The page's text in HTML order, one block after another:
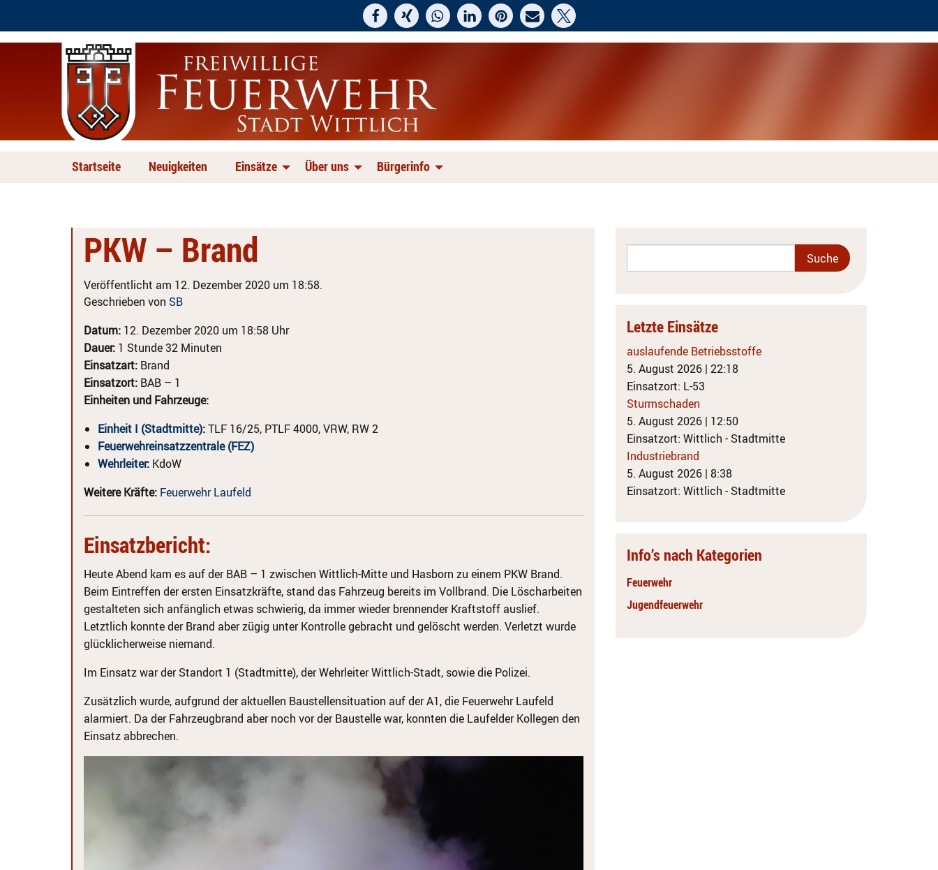
Startseite Neuigkeiten Einsätze Über uns Bürgerinfo
PKW – Brand
Veröffentlicht am 12. Dezember 2020 um 18:58.
Geschrieben von SB
Datum: 12. Dezember 2020 um 18:58 Uhr
Dauer: 1 Stunde 32 Minuten
Einsatzart: Brand
Einsatzort: BAB – 1
Einheiten und Fahrzeuge:
Einheit I (Stadtmitte):TLF 16/25, PTLF 4000, VRW, RW 2
Feuerwehreinsatzzentrale (FEZ)
Wehrleiter: KdoW
Weitere Kräfte: Feuerwehr Laufeld
Einsatzbericht:
Heute Abend kam es auf der BAB – 1 zwischen Wittlich-Mitte und Hasborn zu einem PKW Brand.
Beim Eintreffen der ersten Einsatzkräfte, stand das Fahrzeug bereits im Vollbrand. Die Löscharbeiten
gestalteten sich anfänglich etwas schwierig, da immer wieder brennender Kraftstoff auslief.
Letztlich konnte der Brand aber zügig unter Kontrolle gebracht und gelöscht werden. Verletzt wurde
glücklicherweise niemand.
Im Einsatz war der Standort 1 (Stadtmitte), der Wehrleiter Wittlich-Stadt, sowie die Polizei.
Zusätzlich wurde, aufgrund der aktuellen Baustellensituation auf der A1, die Feuerwehr Laufeld
alarmiert. Da der Fahrzeugbrand aber noch vor der Baustelle war, konnten die Laufelder Kollegen den
Einsatz abbrechen.
Letzte Einsätze
auslaufende Betriebsstoffe
5. August 2026 | 22:18
Einsatzort: L-53
Sturmschaden
5. August 2026 | 12:50
Einsatzort: Wittlich - Stadtmitte
Industriebrand
5. August 2026 | 8:38
Einsatzort: Wittlich - Stadtmitte
Info’s nach Kategorien
Feuerwehr
Jugendfeuerwehr